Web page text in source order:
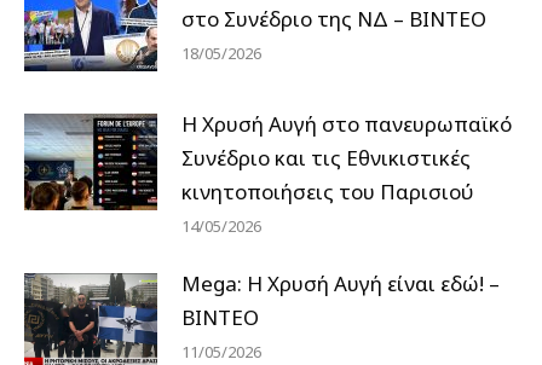
στο Συνέδριο της ΝΔ – ΒΙΝΤΕΟ
18/05/2026
Η Χρυσή Αυγή στο πανευρωπαϊκό
Συνέδριο και τις Εθνικιστικές
κινητοποιήσεις του Παρισιού
14/05/2026
Mega: Η Χρυσή Αυγή είναι εδώ! –
ΒΙΝΤΕΟ
11/05/2026